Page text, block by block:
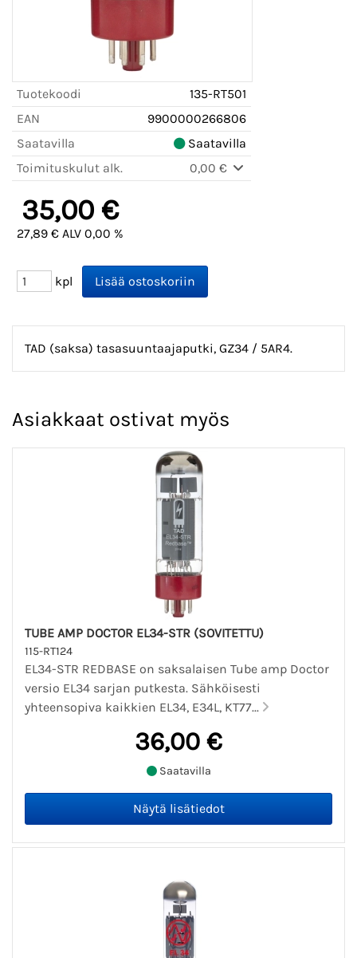
Tuotekoodi
135-RT501
EAN
9900000266806
Saatavilla
Saatavilla
Toimituskulut alk.
0,00 €
35,00 €
27,89 € ALV 0,00 %
kpl
TAD (saksa) tasasuuntaajaputki, GZ34 / 5AR4.
Asiakkaat ostivat myös
TUBE AMP DOCTOR EL34-STR (SOVITETTU)
115-RT124
EL34-STR REDBASE on saksalaisen Tube amp Doctor
versio EL34 sarjan putkesta. Sähköisesti
yhteensopiva kaikkien EL34, E34L, KT77...
36,00 €
Saatavilla